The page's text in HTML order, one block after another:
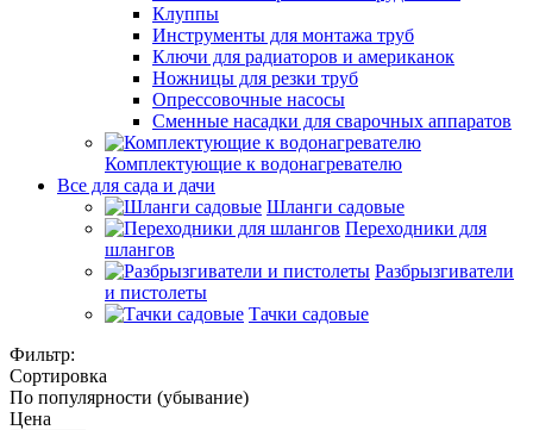
Клуппы
Инструменты для монтажа труб
Ключи для радиаторов и американок
Ножницы для резки труб
Опрессовочные насосы
Сменные насадки для сварочных аппаратов
Комплектующие к водонагревателю
Все для сада и дачи
Шланги садовые
Переходники для
шлангов
Разбрызгиватели
и пистолеты
Тачки садовые
Фильтр:
Сортировка
По популярности (убывание)
Цена